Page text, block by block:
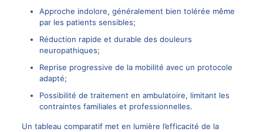
Approche indolore, généralement bien tolérée même
par les patients sensibles;
Réduction rapide et durable des douleurs
neuropathiques;
Reprise progressive de la mobilité avec un protocole
adapté;
Possibilité de traitement en ambulatoire, limitant les
contraintes familiales et professionnelles.
Un tableau comparatif met en lumière l’efficacité de la